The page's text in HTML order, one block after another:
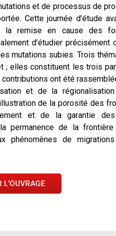
et de processus de
Cette journée d’étude
remise en cause des
d’étudier précisément
mutations subies. Trois
; elles constituent les trois
ont été
et de la
de la porosité des
et de la garantie
permanence de la
phénomènes de
L'OUVRAGE